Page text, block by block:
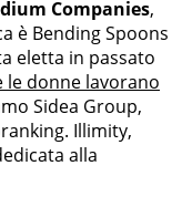
Companies,
è Bending Spoons
eletta in passato
le donne lavorano
Sidea Group,
Illimity,
alla